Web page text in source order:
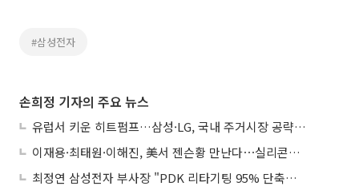
#삼성전자
손희정 기자의 주요 뉴스
유럽서 키운 히트펌프…삼성·LG, 국내 주거시장 공략 ‘속도’
이재용·최태원·이해진, 美서 젠슨황 만난다⋯실리콘밸리 집결하는 AI리더
최정연 삼성전자 부사장 "PDK 리타기팅 95% 단축…에이전트 AI 시범 활용"